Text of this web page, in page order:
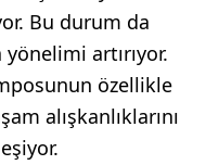
Bu durum da
artırıyor.
özellikle
alışkanlıklarını